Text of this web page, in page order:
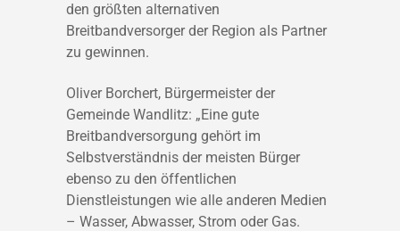
den größten alternativen
Breitbandversorger der Region als Partner
zu gewinnen.
Oliver Borchert, Bürgermeister der
Gemeinde Wandlitz: „Eine gute
Breitbandversorgung gehört im
Selbstverständnis der meisten Bürger
ebenso zu den öffentlichen
Dienstleistungen wie alle anderen Medien
– Wasser, Abwasser, Strom oder Gas.